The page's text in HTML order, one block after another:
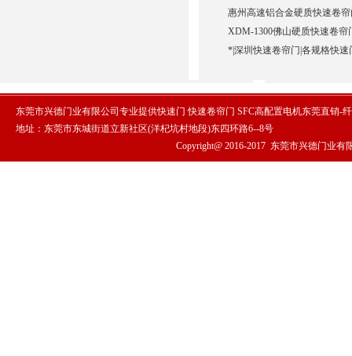
惠州高速铝合金硬质快速卷
XDM-1300佛山硬质快速卷帘
*|深圳快速卷帘门|各规格快速
东莞市兴德门业有限公司专业提供快速门 快速卷帘门 SFC高配置电机东莞直销-
地址：东莞市东城街道立新社区(洋杞坑村地段)东四环路6--8号
Copyright@ 2016-2017 东莞市兴德门业有